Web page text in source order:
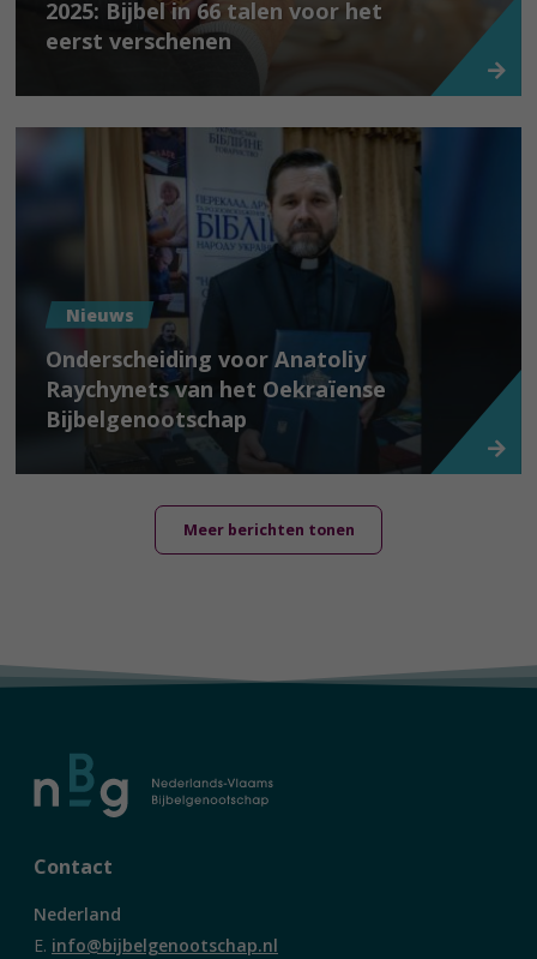
2025: Bijbel in 66 talen voor het
eerst verschenen
Nieuws
Onderscheiding voor Anatoliy
Raychynets van het Oekraïense
Bijbelgenootschap
Meer berichten tonen
Contact
Nederland
E. info@bijbelgenootschap.nl